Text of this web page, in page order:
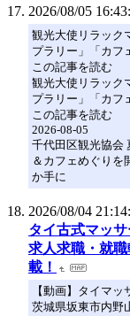
2026/08/05
観光大使リラック
プラリー」「カフ
この記事を読む
観光大使リラック
プラリー」「カフ
この記事を読む
2026-08-05
千代田区観光協会
＆カフェめぐりを
か手に
2026/08/04
タイ古式マッ
求人求職・就
載！
【動画】タイマ
茨城県坂東市内野